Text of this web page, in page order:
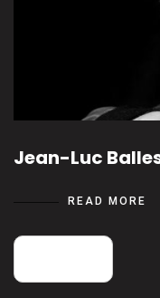
Jean-Luc
READ MORE